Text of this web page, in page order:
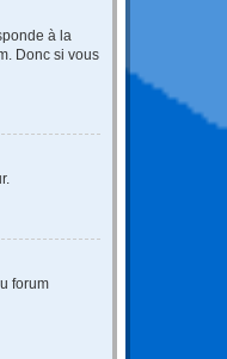
à la
Donc si vous
forum